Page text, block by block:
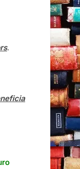
.